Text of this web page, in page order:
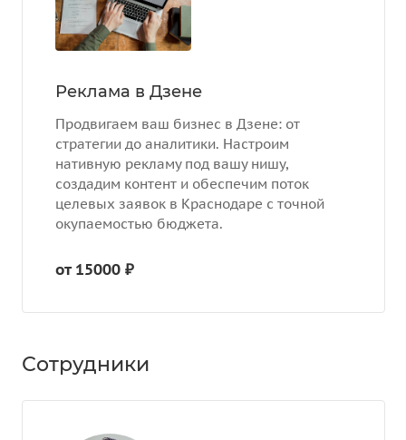
Реклама в Дзене
Продвигаем ваш бизнес в Дзене: от
стратегии до аналитики. Настроим
нативную рекламу под вашу нишу,
создадим контент и обеспечим поток
целевых заявок в Краснодаре с точной
окупаемостью бюджета.
от 15000 ₽
Сотрудники